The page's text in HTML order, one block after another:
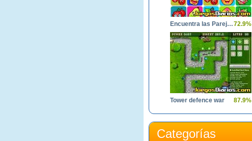
Encuentra las Parejas Frutas72.9%
Tower defence war 87.9%
Categorías